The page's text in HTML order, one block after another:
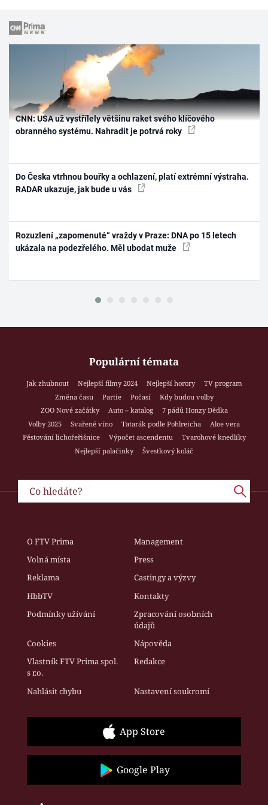
CNN: USA už vystřílely většinu raket svého klíčového
obranného systému. Nahradit je potrvá roky
Do Česka vtrhnou bouřky a ochlazení, platí extrémní výstraha.
RADAR ukazuje, jak bude u vás
Rozuzlení „zapomenuté“ vraždy v Praze: DNA po 15 letech
ukázala na podezřelého. Měl ubodat muže
Populární témata
Jak zhubnout Nejlepší filmy 2024 Nejlepší horory
TV program
Změna času
Partie Počasí
Kdy budou volby
ZOO Nové začátky
Auto – katalog
7 pádů Honzy Dědka
Volby 2025
Svařené víno Tatarák podle Pohlreicha
Aloe vera
Pěstování lichořeřišnice
Výpočet ascendentu
Tvarohové knedlíky
Nejlepší palačinky
Švestkový koláč
O FTV Prima
Management
Volná místa
Press
Reklama
Castingy a výzvy
HbbTV
Kontakty
Podmínky užívání
Zpracování osobních
údajů
Cookies
Nápověda
Vlastník FTV Prima spol.
s r.o.
Redakce
Nahlásit chybu Nastavení soukromí
App Store
Google Play